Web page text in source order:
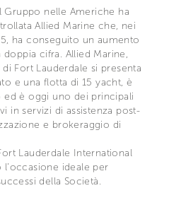
nelle Americhe ha
Allied Marine che, nei
ha conseguito un aumento
cifra. Allied Marine,
Fort Lauderdale si presenta
e una flotta di 15 yacht, è
ed è oggi uno dei principali
in servizi di assistenza post-
e brokeraggio di
Lauderdale International
ideale per
della Società.